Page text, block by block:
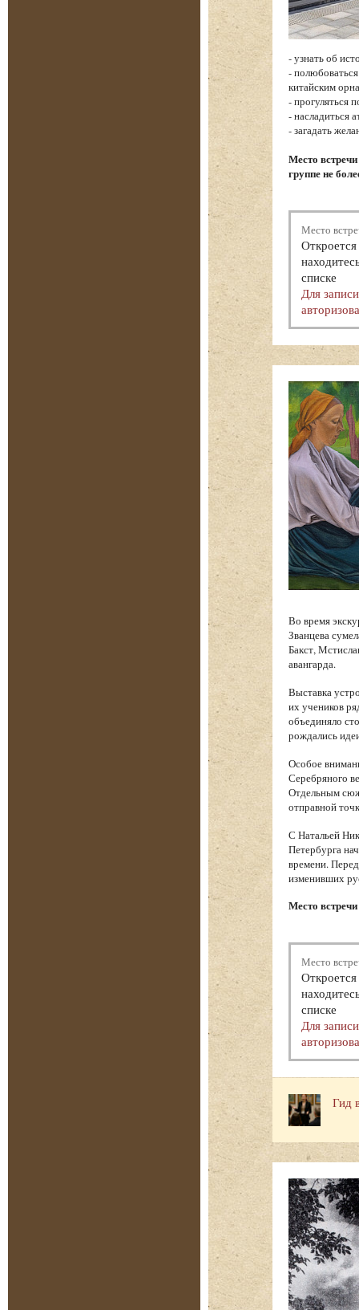
- узнать об
-
китайским
- прогуляться
- насладиться
- загадать
Место
группе не
Место
списке
Для
Во время
Званцева
Бакст,
авангарда.
Выставка
их учеников
объединяло
рождались
Особое
Серебряного
Отдельным
отправной
С Натальей
Петербурга
времени.
изменивших
Место
Место
списке
Для
Гид